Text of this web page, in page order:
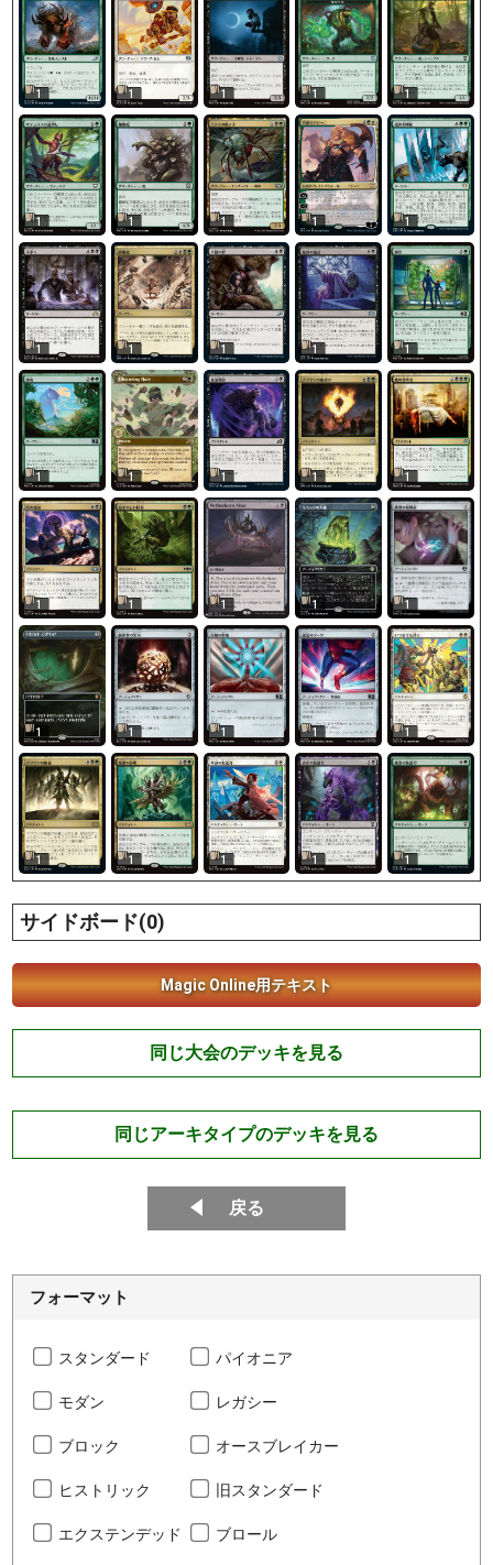
1 1 1 1 1
1 1 1 1 1
1 1 1 1 1
1 1 1 1 1
1 1 1 1 1
1 1 1 1 1
1 1 1 1 1
サイドボード(0)
Magic Online用テキスト
同じ大会のデッキを見る
同じアーキタイプのデッキを見る
戻る
フォーマット
スタンダード パイオニア
モダン レガシー
ブロック オースブレイカー
ヒストリック 旧スタンダード
エクステンデッド ブロール